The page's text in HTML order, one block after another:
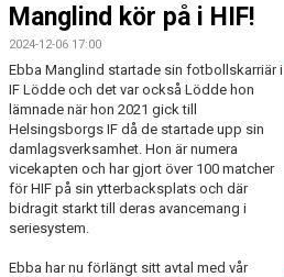
MATCHER
DOKUMENT
KLUBBSHOPEN
MEDLEMSFÖRMÅNER
Manglind kör på i HIF!
2024-12-06 17:00
Ebba Manglind startade sin fotbollskarriär i
IF Lödde och det var också Lödde hon
lämnade när hon 2021 gick till
Helsingsborgs IF då de startade upp sin
damlagsverksamhet. Hon är numera
vicekapten och har gjort över 100 matcher
för HIF på sin ytterbacksplats och där
bidragit starkt till deras avancemang i
seriesystem.
Ebba har nu förlängt sitt avtal med vår